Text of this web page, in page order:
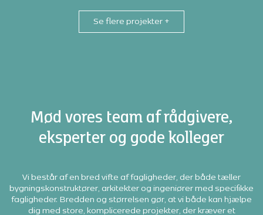
Se flere projekter +
Mød vores team af rådgivere,
eksperter og gode kolleger
Vi består af en bred vifte af fagligheder, der både tæller
bygningskonstruktører, arkitekter og ingeniører med specifikke
fagligheder. Bredden og størrelsen gør, at vi både kan hjælpe
dig med store, komplicerede projekter, der kræver et